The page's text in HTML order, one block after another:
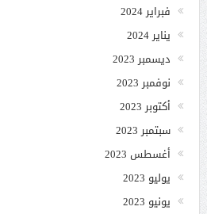
فبراير 2024
يناير 2024
ديسمبر 2023
نوفمبر 2023
أكتوبر 2023
سبتمبر 2023
أغسطس 2023
يوليو 2023
يونيو 2023